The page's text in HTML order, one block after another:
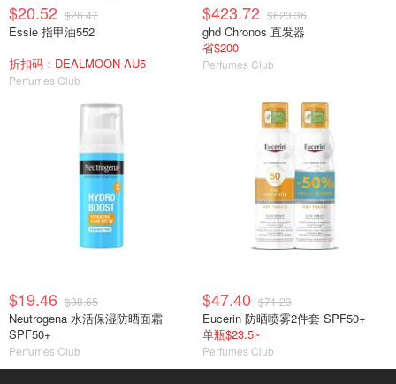
$20.52 $26.47
Essie 指甲油552
折扣码：DEALMOON-AU5
Perfumes Club
$423.72 $623.36
ghd Chronos 直发器
省$200
Perfumes Club
$19.46 $38.65
Neutrogena 水活保湿防晒面霜
SPF50+
Perfumes Club
$47.40 $71.23
Eucerin 防晒喷雾2件套 SPF50+
单瓶$23.5~
Perfumes Club